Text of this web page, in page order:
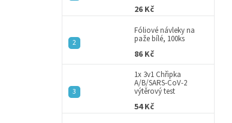
26 Kč
Fóliové návleky na
paže bílé, 100ks
86 Kč
1x 3v1 Chřipka
A/B/SARS-CoV-2
výtěrový test
54 Kč